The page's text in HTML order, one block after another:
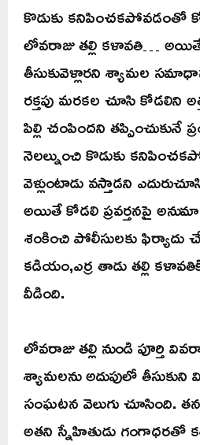
కొడుకు కనిపించకపోవడంతో
లోవరాజు తల్లి కళావతి…
తీసుకువెళ్లారని శ్యామల
రక్తపు మరకల చూసి కోడలిని
పిల్లి చంపిందని తప్పించుకునే
నెలల్నుంచి కొడుకు
వెళ్లుంటాడు వస్తాడని
అయితే కోడలి ప్రవర్తనపై
శంకించి పోలీసులకు
కడియం,ఎర్ర తాడు తల్లి
వీడింది.
లోవరాజు తల్లి నుండి పూర్తి
శ్యామలను అదుపులో
సంఘటన వెలుగు చూసింది.
అతని స్నేహితుడు గంగాధరతో